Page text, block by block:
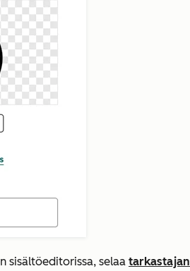
sisältöeditorissa, selaa tarkastajan